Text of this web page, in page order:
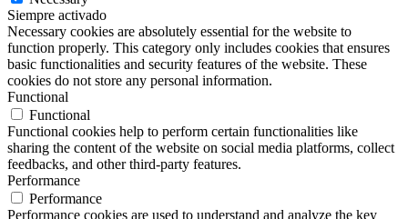
Siempre activado
Necessary cookies are absolutely essential for the website to
function properly. This category only includes cookies that ensures
basic functionalities and security features of the website. These
cookies do not store any personal information.
Functional
Functional
Functional cookies help to perform certain functionalities like
sharing the content of the website on social media platforms, collect
feedbacks, and other third-party features.
Performance
Performance
Performance cookies are used to understand and analyze the key